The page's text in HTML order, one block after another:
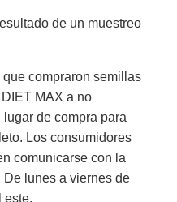
de un muestreo
compraron semillas
MAX a no
de compra para
Los consumidores
comunicarse con la
lunes a viernes de
este.